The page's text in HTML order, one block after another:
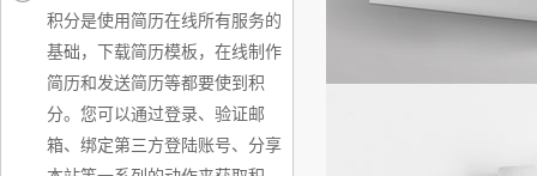
积分是使用简历在线所有服务的
基础，下载简历模板，在线制作
简历和发送简历等都要使到积
分。您可以通过登录、验证邮
箱、绑定第三方登陆账号、分享